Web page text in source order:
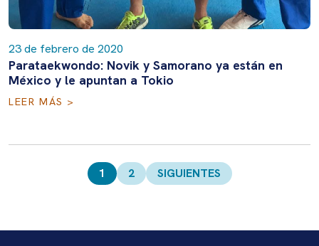
23 de febrero de 2020
Parataekwondo: Novik y Samorano ya están en
México y le apuntan a Tokio
LEER MÁS >
1 2 SIGUIENTES